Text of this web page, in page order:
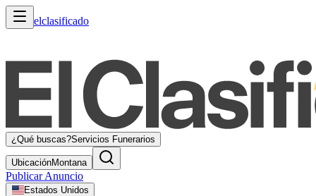
elclasificado
¿Qué buscas?Servicios Funerarios
UbicaciónMontana
Publicar Anuncio
Estados Unidos